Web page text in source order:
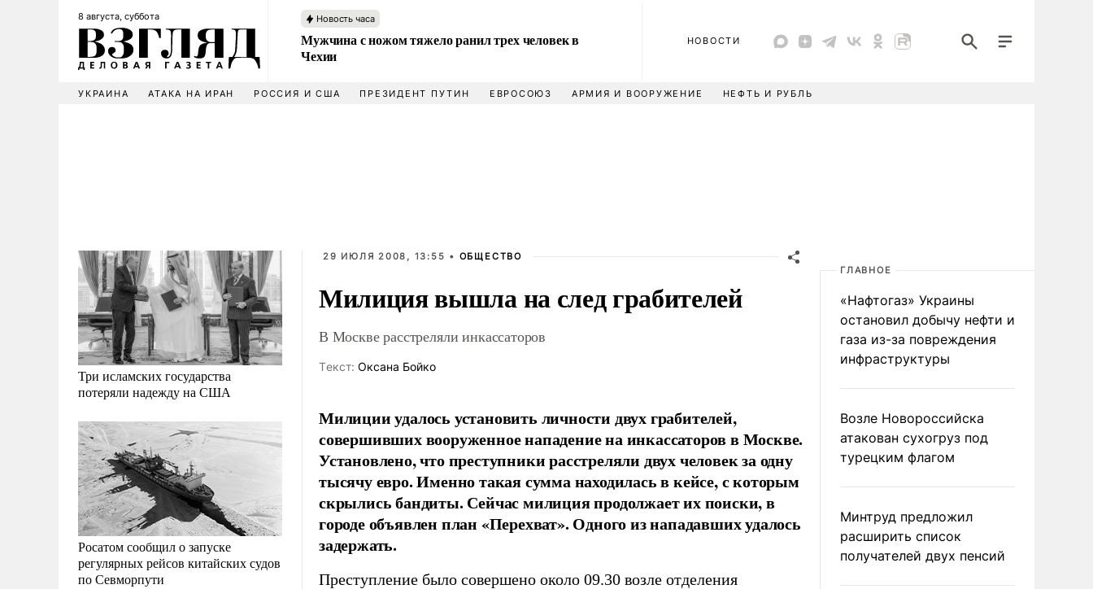
8 августа, суббота Новость часа
Мужчина с ножом тяжело ранил трех человек в
Чехии
НОВОСТИ
УКРАИНА АТАКА НА ИРАН РОССИЯ И США ПРЕЗИДЕНТ ПУТИН ЕВРОСОЮЗ АРМИЯ И ВООРУЖЕНИЕ НЕФТЬ И РУБЛЬ
Три исламских государства
потеряли надежду на США
Росатом сообщил о запуске
регулярных рейсов китайских судов
по Севморпути
29 ИЮЛЯ 2008, 13:55 • ОБЩЕСТВО
Милиция вышла на след грабителей
В Москве расстреляли инкассаторов
Tекст: Оксана Бойко
Милиции удалось установить личности двух грабителей,
совершивших вооруженное нападение на инкассаторов в Москве.
Установлено, что преступники расстреляли двух человек за одну
тысячу евро. Именно такая сумма находилась в кейсе, с которым
скрылись бандиты. Сейчас милиция продолжает их поиски, в
городе объявлен план «Перехват». Одного из нападавших удалось
задержать.
Преступление было совершено около 09.30 возле отделения
ГЛАВНОЕ
«Нафтогаз» Украины
остановил добычу нефти и
газа из-за повреждения
инфраструктуры
Возле Новороссийска
атакован сухогруз под
турецким флагом
Минтруд предложил
расширить список
получателей двух пенсий